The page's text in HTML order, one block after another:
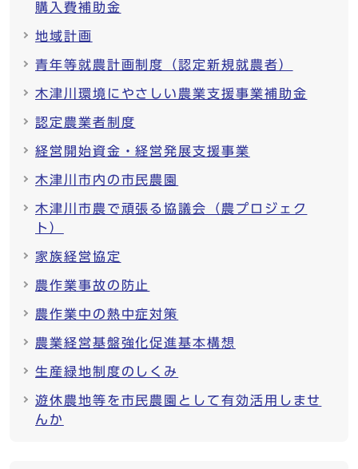
購入費補助金
地域計画
青年等就農計画制度（認定新規就農者）
木津川環境にやさしい農業支援事業補助金
認定農業者制度
経営開始資金・経営発展支援事業
木津川市内の市民農園
木津川市農で頑張る協議会（農プロジェク
ト）
家族経営協定
農作業事故の防止
農作業中の熱中症対策
農業経営基盤強化促進基本構想
生産緑地制度のしくみ
遊休農地等を市民農園として有効活用しませ
んか